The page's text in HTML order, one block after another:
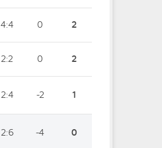
4:4 0 2
2:2 0 2
2:4 -2 1
2:6 -4 0